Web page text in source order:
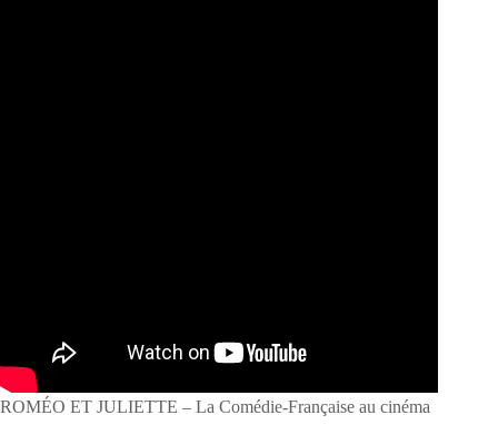
ROMÉO ET JULIETTE – La Comédie-Française au cinéma